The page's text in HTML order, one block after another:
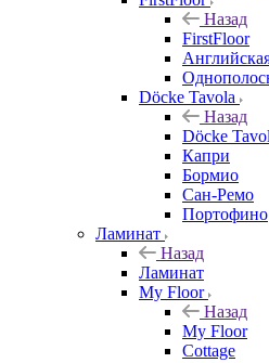
Назад
FirstFloor
Döcke Tavola
Назад
Döcke
Капри
Бормио
Сан-Ремо
Портофино
Ламинат
Назад
Ламинат
My Floor
Назад
My Floor
Cottage